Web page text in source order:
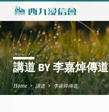
講道 BY 李嘉焯傳道
Home 講道 李嘉焯傳道